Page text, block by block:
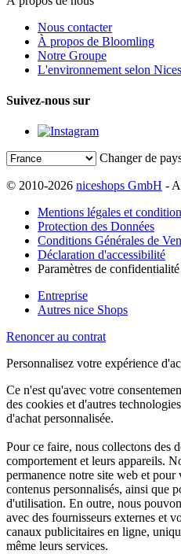
Nous contacter
À propos de Bloomling
Notre Groupe
L'environnement selon
Suivez-nous sur
Changer de
© 2010-2026 niceshops GmbH -
Mentions légales et
Protection des Données
Conditions Générales de
Déclaration d'accessibilité
Paramètres de confidentialité
Entreprise
Autres nice Shops
Renoncer au contrat
Personnalisez votre expérience
Ce n'est qu'avec votre
des cookies et d'autres
d'achat personnalisée.
Pour ce faire, nous collectons des
comportement et leurs appareils.
permanence notre site web et
contenus personnalisés, ainsi que
d'utilisation. En outre, nous
avec des fournisseurs externes et
canaux publicitaires en ligne,
même leurs services.